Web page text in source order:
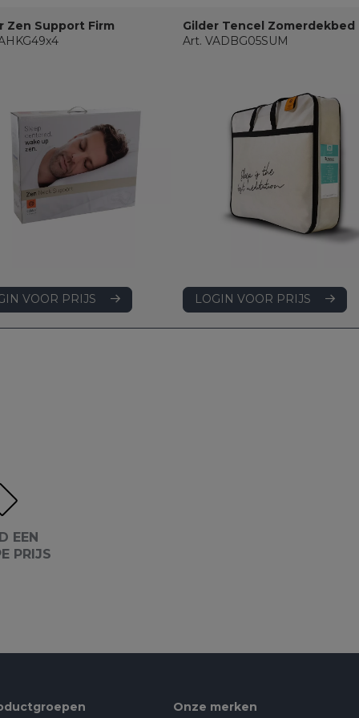
Zen Support Firm
VOOR PRIJS
Gilder Tencel Zomerdekbed
Art. VADBG05SUM
LOGIN VOOR PRIJS
EEN
PRIJS
Onze merken